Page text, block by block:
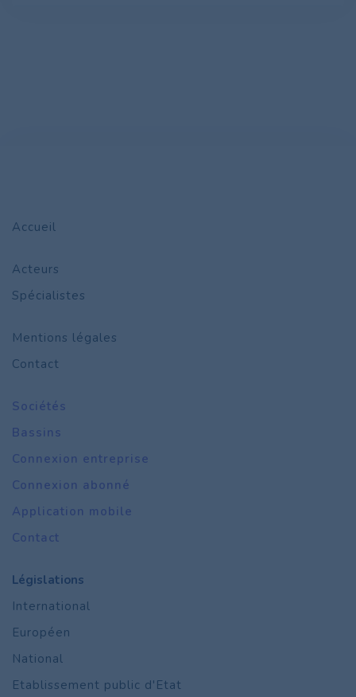
Accueil
Acteurs
Spécialistes
Mentions légales
Contact
Sociétés
Bassins
Connexion entreprise
Connexion abonné
Application mobile
Contact
Législations
International
Européen
National
Etablissement public d'Etat